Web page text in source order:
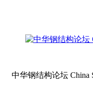
中华钢结构论坛 China